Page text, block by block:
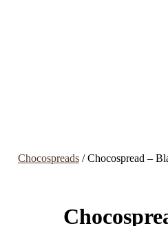
Chocospreads / Chocospread –